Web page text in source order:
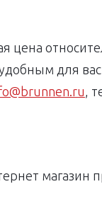
цена
для вас
,
магазин